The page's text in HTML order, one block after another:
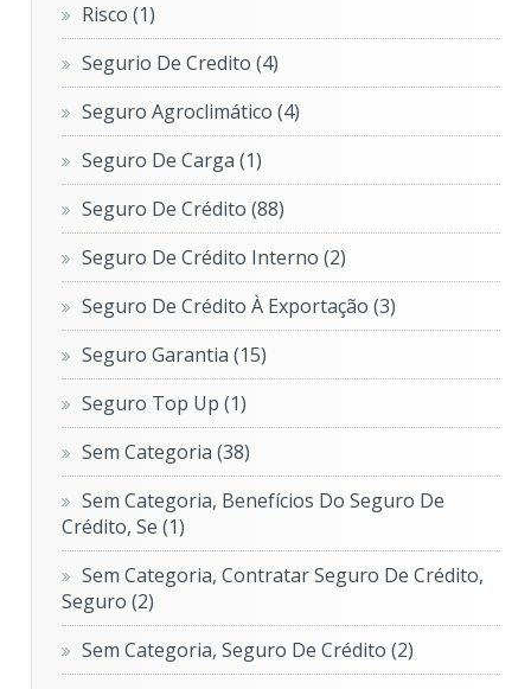
Risco(1)
Segurio De Credito(4)
Seguro Agroclimático(4)
Seguro De Carga(1)
Seguro De Crédito(88)
Seguro De Crédito Interno(2)
Seguro De Crédito À Exportação(3)
Seguro Garantia(15)
Seguro Top Up(1)
Sem Categoria(38)
Sem Categoria, Benefícios Do Seguro De
Crédito, Se(1)
Sem Categoria, Contratar Seguro De Crédito,
Seguro(2)
Sem Categoria, Seguro De Crédito(2)